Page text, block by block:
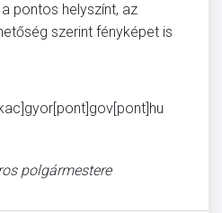
pontos helyszínt, az
szerint fényképet is
polgármestere